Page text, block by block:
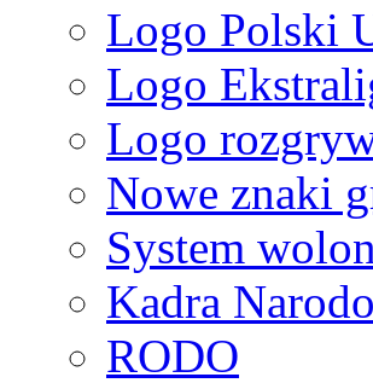
Logo Polski
Logo
Logo
Nowe znaki
System
Kadra
RODO